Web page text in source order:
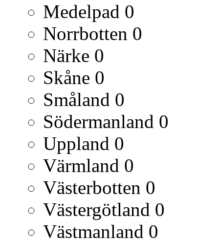
Medelpad 0
Norrbotten 0
Närke 0
Skåne 0
Småland 0
Södermanland 0
Uppland 0
Värmland 0
Västerbotten 0
Västergötland 0
Västmanland 0